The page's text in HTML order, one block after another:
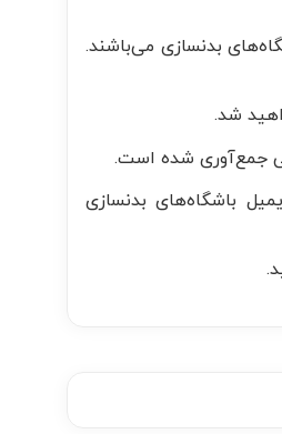
بدنسازی می‌باشند.
باشگاه‌های بدنسازی